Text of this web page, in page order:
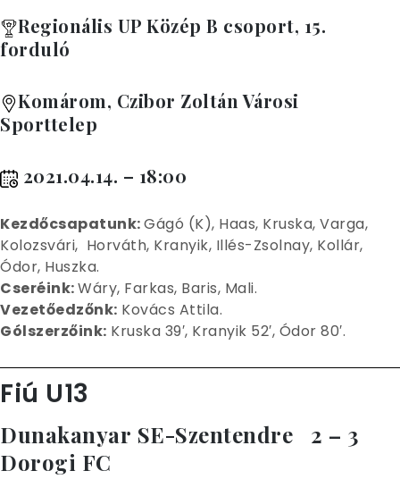
Regionális UP Közép B csoport, 15.
forduló
Komárom, Czibor Zoltán Városi
Sporttelep
2021.04.14. – 18:00
Kezdőcsapatunk:Gágó (K), Haas, Kruska, Varga,
Kolozsvári, Horváth, Kranyik, Illés-Zsolnay, Kollár,
Ódor, Huszka.
Cseréink:Wáry, Farkas, Baris, Mali.
Vezetőedzőnk: Kovács Attila.
Gólszerzőink: Kruska 39′, Kranyik 52′, Ódor 80′.
Fiú U13
Dunakanyar SE-Szentendre 2 – 3
Dorogi FC